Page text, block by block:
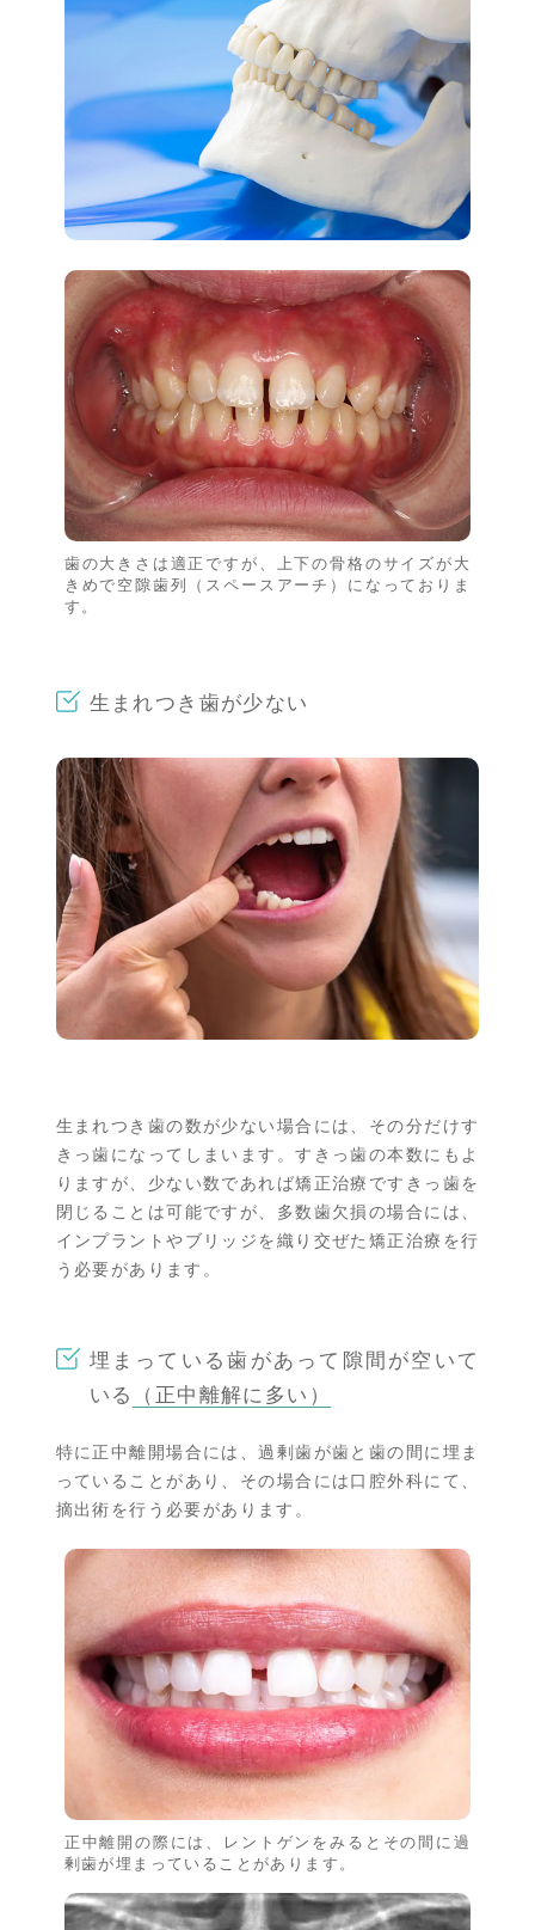
歯の大きさは適正ですが、上下の骨格のサイズが大
きめで空隙歯列（スペースアーチ）になっておりま
す。
生まれつき歯が少ない
生まれつき歯の数が少ない場合には、その分だけす
きっ歯になってしまいます。すきっ歯の本数にもよ
りますが、少ない数であれば矯正治療ですきっ歯を
閉じることは可能ですが、多数歯欠損の場合には、
インプラントやブリッジを織り交ぜた矯正治療を行
う必要があります。
埋まっている歯があって隙間が空いて
いる
（正中離解に多い）
特に正中離開場合には、過剰歯が歯と歯の間に埋ま
っていることがあり、その場合には口腔外科にて、
摘出術を行う必要があります。
正中離開の際には、レントゲンをみるとその間に過
剰歯が埋まっていることがあります。